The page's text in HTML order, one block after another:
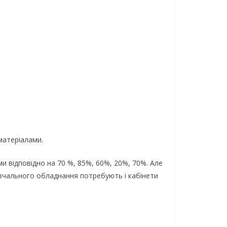
відповідно на 70 %, 85%, 60%, 20%, 70%. Але
обладнання потребують і кабінети